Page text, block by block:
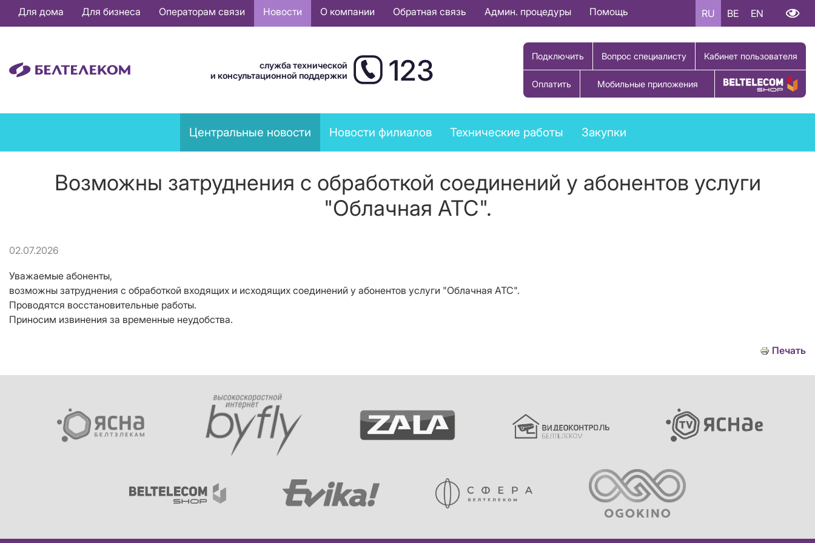
Основная
навигация
Для дома Для бизнеса Операторам связи Новости О компании Обратная связь Админ. процедуры Помощь RU BE EN
служба технической
и консультационной поддержки
123 Подключить Вопрос специалисту Кабинет пользователя
Оплатить Мобильные приложения Купить товар
News
menu
Центральные новости Новости филиалов Технические работы Закупки
Возможны затруднения с обработкой соединений у абонентов услуги
"Облачная АТС".
02.07.2026
Уважаемые абоненты,
возможны затруднения с обработкой входящих и исходящих соединений у абонентов услуги "Облачная АТС".
Проводятся восстановительные работы.
Приносим извинения за временные неудобства.
Печать